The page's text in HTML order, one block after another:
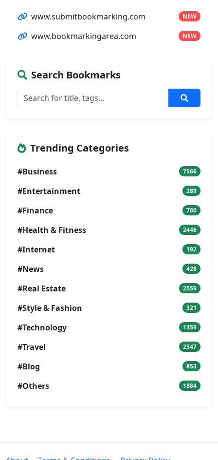
www.submitbookmarking.com NEW
www.bookmarkingarea.com NEW
Search Bookmarks
Trending Categories
#Business 7566
#Entertainment 289
#Finance 780
#Health & Fitness 2446
#Internet 192
#News 428
#Real Estate 2559
#Style & Fashion 321
#Technology 1359
#Travel 2347
#Blog 853
#Others 1884